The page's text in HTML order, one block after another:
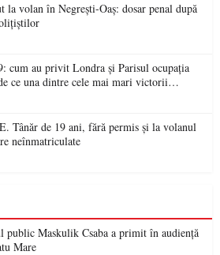
la volan în Negrești-Oaș: dosar penal după
cum au privit Londra și Parisul ocupația
ce una dintre cele mai mari victorii
a devenit o controversă diplomatică
Tânăr de 19 ani, fără permis și la volanul
neînmatriculate
public Maskulik Csaba a primit în audiență
Mare